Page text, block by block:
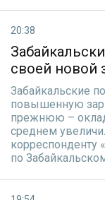
20:38
своей новой
Забайкальские
повышенную
прежнюю –
среднем
по